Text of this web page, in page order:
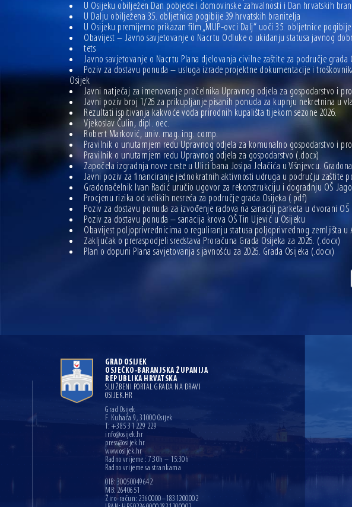
U Osijeku obilježen Dan pobjede i domovinske zahvalnosti i Dan hrvatskih
U Dalju obilježena 35. obljetnica pogibije 39 hrvatskih branitelja
U Osijeku premijerno prikazan film „MUP-ovci Dalj“ uoči 35. obljetnice
Obavijest – Javno savjetovanje o Nacrtu Odluke o ukidanju statusa javnog
tets
Javno savjetovanje o Nacrtu Plana djelovanja civilne zaštite za područje grada
Poziv za dostavu ponuda – usluga izrade projektne dokumentacije i
Osijek
Javni natječaj za imenovanje pročelnika Upravnog odjela za gospodarstvo i
Javni poziv broj 1/26 za prikupljanje pisanih ponuda za kupnju nekretnina u
Rezultati ispitivanja kakvoće voda prirodnih kupališta tijekom sezone 2026.
Vjekoslav Čulin, dipl. oec.
Robert Marković, univ. mag. ing. comp.
Pravilnik o unutarnjem redu Upravnog odjela za komunalno gospodarstvo i
Pravilnik o unutarnjem redu Upravnog odjela za gospodarstvo (.docx)
Započela izgradnja nove ceste u Ulici bana Josipa Jelačića u Višnjevcu.
Javni poziv za financiranje jednokratnih aktivnosti udruga u području zaštite
Gradonačelnik Ivan Radić uručio ugovor za rekonstrukciju i dogradnju OŠ
Procjenu rizika od velikih nesreća za područje grada Osijeka (.pdf)
Poziv za dostavu ponuda za izvođenje radova na sanaciji parketa u dvorani OŠ
Poziv za dostavu ponuda – sanacija krova OŠ Tin Ujević u Osijeku
Obavijest poljoprivrednicima o reguliranju statusa poljoprivrednog zemljišta u
Zaključak o preraspodjeli sredstava Proračuna Grada Osijeka za 2026. (.docx)
Plan o dopuni Plana savjetovanja s javnošću za 2026. Grada Osijeka (.docx)
GRAD OSIJEK
OSJEČKO-BARANJSKA ŽUPANIJA
REPUBLIKA HRVATSKA
SLUŽBENI PORTAL GRADA NA DRAVI
OSIJEK.HR
Grad Osijek
F. Kuhača 9, 31000 Osijek
T: +385 31 229 229
info@osijek.hr
press@osijek.hr
www.osijek.hr
Radno vrijeme : 7:30h – 15:30h
Radno vrijeme sa strankama
OIB: 30050049642
MB: 2640651
Žiro-račun: 2360000–1831200002